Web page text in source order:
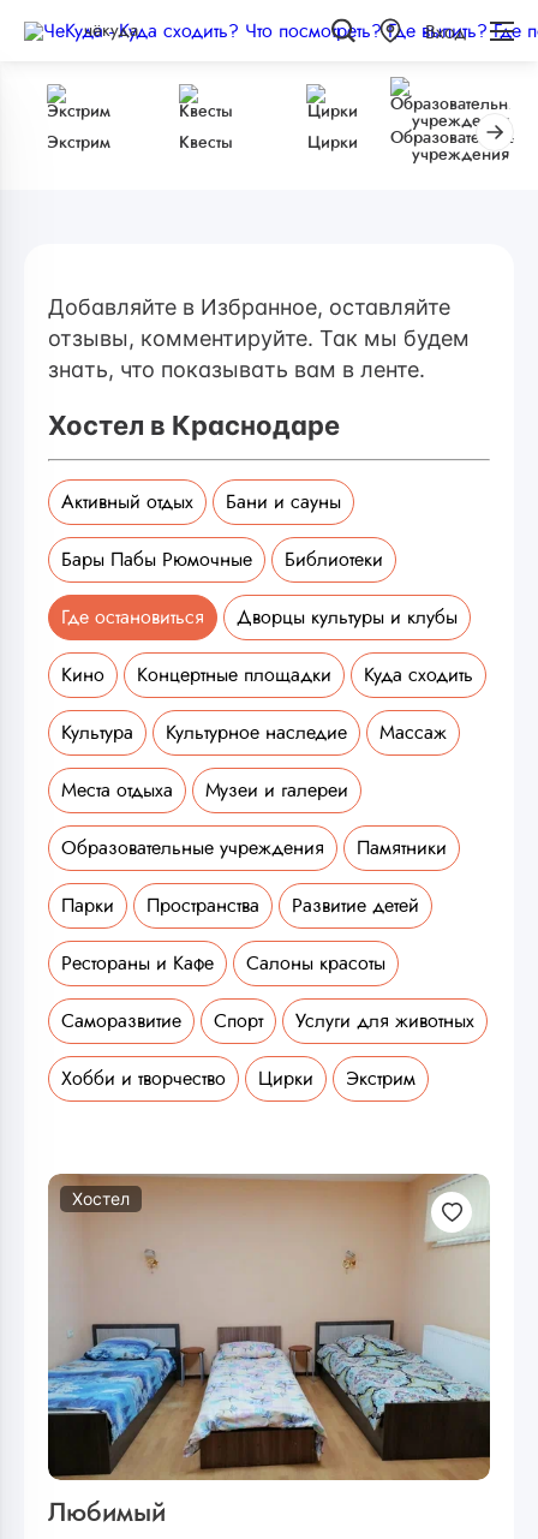
чёкуда Вход
Экстрим Квесты Цирки
Образовательные
учреждения
Добавляйте в Избранное, оставляйте
отзывы, комментируйте. Так мы будем
знать, что показывать вам в ленте.
Хостел в Краснодаре
Активный отдых Бани и сауны
Бары Пабы Рюмочные Библиотеки
Где остановиться Дворцы культуры и клубы
Кино Концертные площадки Куда сходить
Культура Культурное наследие Массаж
Места отдыха Музеи и галереи
Образовательные учреждения Памятники
Парки Пространства Развитие детей
Рестораны и Кафе Салоны красоты
Саморазвитие Спорт Услуги для животных
Хобби и творчество Цирки Экстрим
Хостел
Любимый